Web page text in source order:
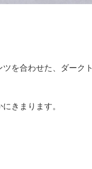
を合わせた、ダークト
きまります。